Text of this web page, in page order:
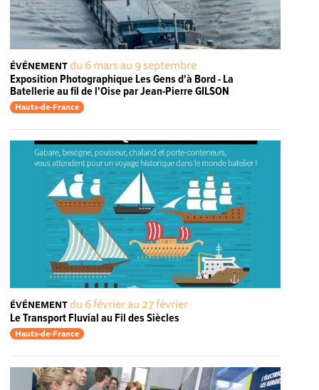
ÉVÉNEMENTdu 6 mars au 9 septembre
Exposition Photographique Les Gens d'à Bord - La
Batellerie au fil de l'Oise par Jean-Pierre GILSON
Hauts-de-France
ÉVÉNEMENTdu 6 février au 27 février
Le Transport Fluvial au Fil des Siècles
Hauts-de-France